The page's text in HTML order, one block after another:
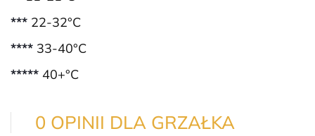
*** 22-32°C
**** 33-40°C
***** 40+°C
0 OPINII DLA GRZAŁKA